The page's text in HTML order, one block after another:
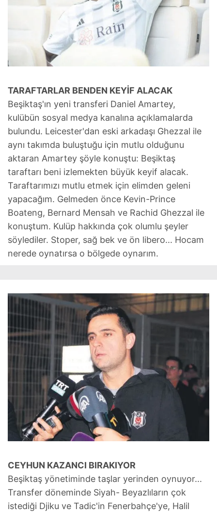
TARAFTARLAR BENDEN KEYİF ALACAK
Beşiktaş'ın yeni transferi Daniel Amartey,
kulübün sosyal medya kanalına açıklamalarda
bulundu. Leicester'dan eski arkadaşı Ghezzal ile
aynı takımda buluştuğu için mutlu olduğunu
aktaran Amartey şöyle konuştu: Beşiktaş
taraftarı beni izlemekten büyük keyif alacak.
Taraftarımızı mutlu etmek için elimden geleni
yapacağım. Gelmeden önce Kevin-Prince
Boateng, Bernard Mensah ve Rachid Ghezzal ile
konuştum. Kulüp hakkında çok olumlu şeyler
söylediler. Stoper, sağ bek ve ön libero... Hocam
nerede oynatırsa o bölgede oynarım.
CEYHUN KAZANCI BIRAKIYOR
Beşiktaş yönetiminde taşlar yerinden oynuyor...
Transfer döneminde Siyah- Beyazlıların çok
istediği Djiku ve Tadic'in Fenerbahçe'ye, Halil